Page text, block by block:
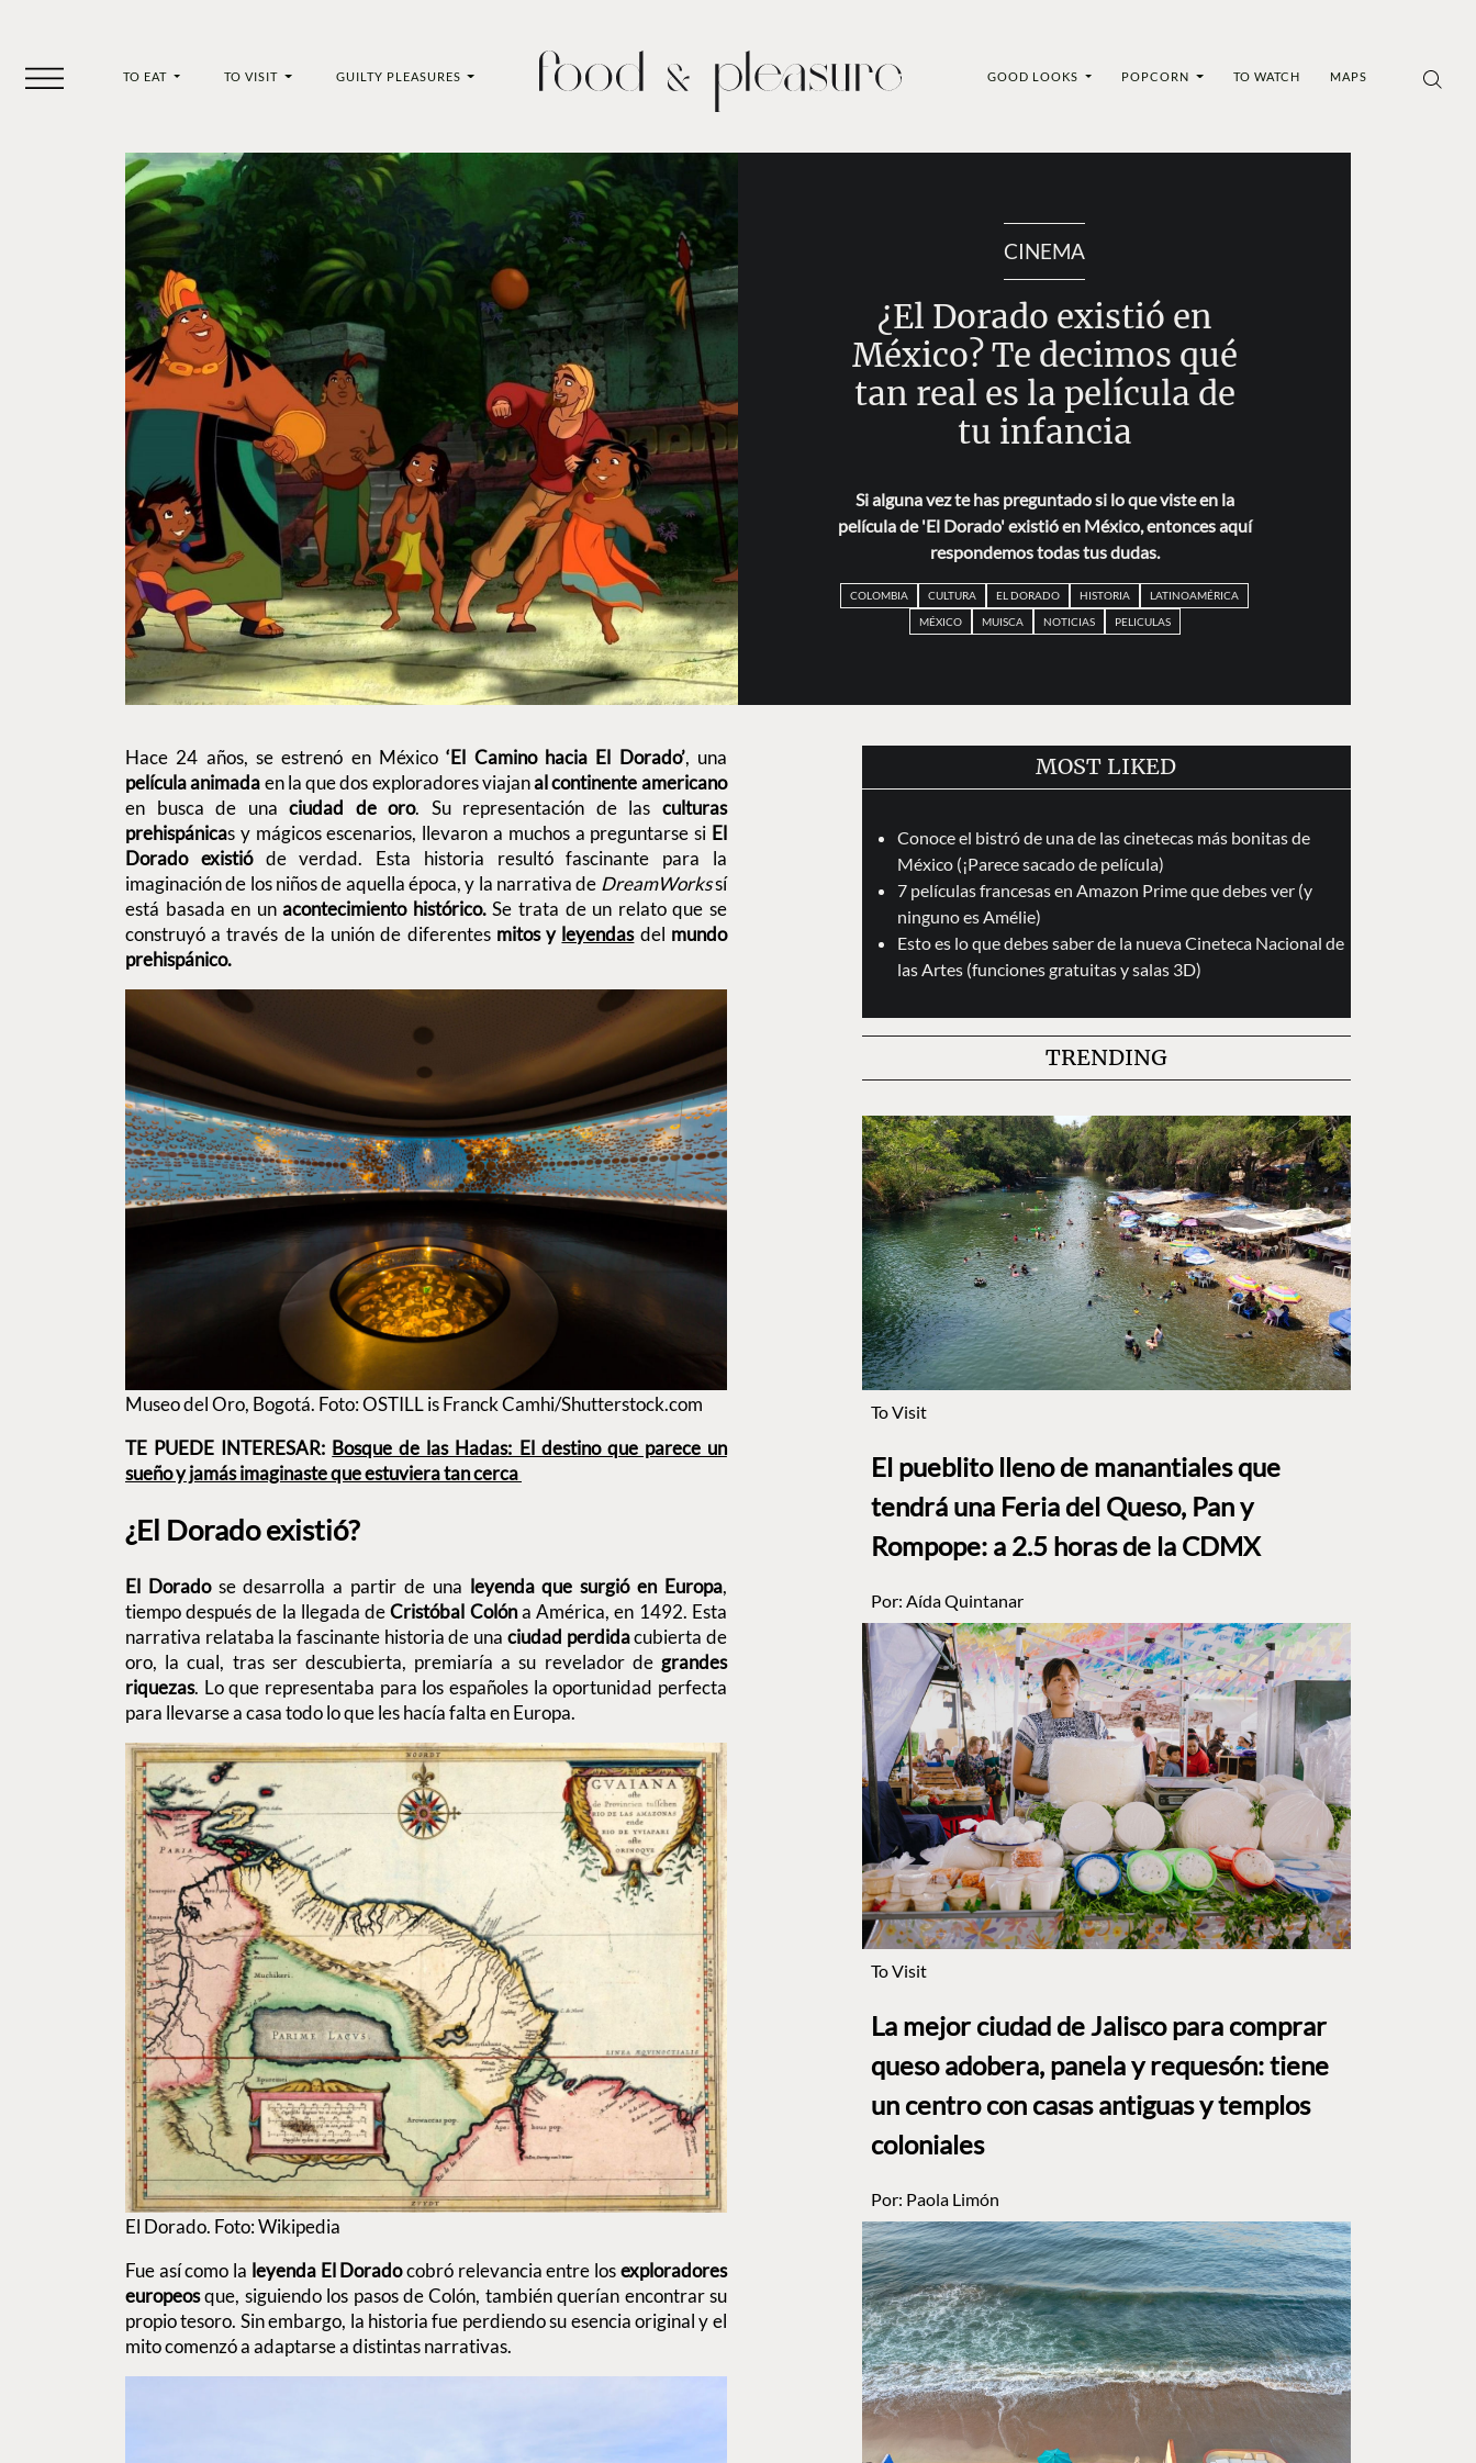
TO EAT TO VISIT GUILTY PLEASURES GOOD LOOKS POPCORN TO WATCH MAPS
CINEMA
¿El Dorado existió en
México? Te decimos qué
tan real es la película de
tu infancia
Si alguna vez te has preguntado si lo que viste en la
película de 'El Dorado' existió en México, entonces aquí
respondemos todas tus dudas.
COLOMBIA CULTURA EL DORADO HISTORIA
LATINOAMÉRICA
MÉXICO
MUISCA NOTICIAS PELICULAS
Hace 24 años, se estrenó en México‘El Camino hacia El Dorado’, una
películaanimadaen la que dos exploradores viajanal continente americano
en busca de una ciudad de oro. Su representación de las culturas
prehispánicas y mágicos escenarios, llevaron a muchos a preguntarse si El
Dorado existió de verdad. Esta historia resultó fascinante para la
imaginación de los niños de aquella época, y la narrativa de DreamWorkssí
está basada en unacontecimiento histórico.Se trata de un relato que se
construyó a través de la unión de diferentes mitos y leyendasdel mundo
prehispánico.
Museo del Oro, Bogotá. Foto: OSTILL is Franck Camhi/Shutterstock.com
TE PUEDE INTERESAR: Bosque de las Hadas: El destino que parece un
sueño y jamás imaginaste que estuviera tan cerca
¿El Dorado existió?
El Doradose desarrolla a partir de una leyenda que surgió en Europa,
tiempo después de la llegada deCristóbal Colóna América, en 1492. Esta
narrativa relataba la fascinante historia de una ciudad perdidacubierta de
oro, la cual, tras ser descubierta, premiaría a su revelador de grandes
riquezas. Lo que representaba para los españoles la oportunidad perfecta
para llevarse a casa todo lo que les hacía falta en Europa.
El Dorado. Foto: Wikipedia
Fue así como la leyenda El Doradocobró relevancia entre losexploradores
europeosque, siguiendo los pasos de Colón, también querían encontrar su
propio tesoro. Sin embargo, la historia fue perdiendo su esencia original y el
mito comenzó a adaptarse a distintas narrativas.
MOST LIKED
Conoce el bistró de una de las cinetecas más bonitas de
México (¡Parece sacado de película)
7 películas francesas en Amazon Prime que debes ver (y
ninguno es Amélie)
Esto es lo que debes saber de la nueva Cineteca Nacional de
las Artes (funciones gratuitas y salas 3D)
TRENDING
To Visit
El pueblito lleno de manantiales que
tendrá una Feria del Queso, Pan y
Rompope: a 2.5 horas de la CDMX
Por: Aída Quintanar
To Visit
La mejor ciudad de Jalisco para comprar
queso adobera, panela y requesón: tiene
un centro con casas antiguas y templos
coloniales
Por: Paola Limón